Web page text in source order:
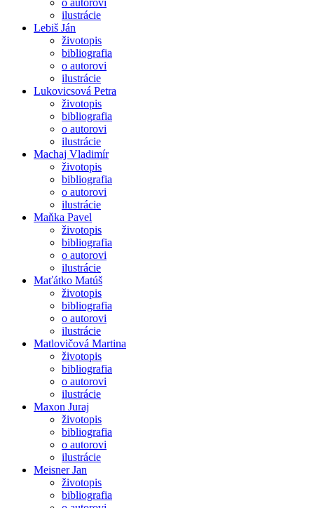
o autorovi
ilustrácie
Lebiš Ján
životopis
bibliografia
o autorovi
ilustrácie
Lukovicsová Petra
životopis
bibliografia
o autorovi
ilustrácie
Machaj Vladimír
životopis
bibliografia
o autorovi
ilustrácie
Maňka Pavel
životopis
bibliografia
o autorovi
ilustrácie
Maťátko Matúš
životopis
bibliografia
o autorovi
ilustrácie
Matlovičová Martina
životopis
bibliografia
o autorovi
ilustrácie
Maxon Juraj
životopis
bibliografia
o autorovi
ilustrácie
Meisner Jan
životopis
bibliografia